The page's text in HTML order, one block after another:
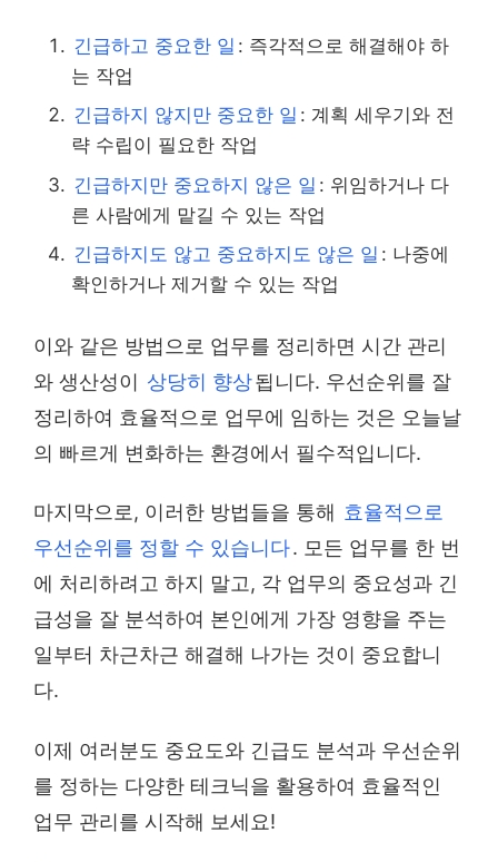
긴급하고 중요한 일 : 즉각적으로 해결해야 하
는 작업
긴급하지 않지만 중요한 일 : 계획 세우기와 전
략 수립이 필요한 작업
긴급하지만 중요하지 않은 일 : 위임하거나 다
른 사람에게 맡길 수 있는 작업
긴급하지도 않고 중요하지도 않은 일 : 나중에
확인하거나 제거할 수 있는 작업
이와 같은 방법으로 업무를 정리하면 시간 관리
와 생산성이 상당히 향상됩니다. 우선순위를 잘
정리하여 효율적으로 업무에 임하는 것은 오늘날
의 빠르게 변화하는 환경에서 필수적입니다.
마지막으로, 이러한 방법들을 통해 효율적으로
우선순위를 정할 수 있습니다. 모든 업무를 한 번
에 처리하려고 하지 말고, 각 업무의 중요성과 긴
급성을 잘 분석하여 본인에게 가장 영향을 주는
일부터 차근차근 해결해 나가는 것이 중요합니
다.
이제 여러분도 중요도와 긴급도 분석과 우선순위
를 정하는 다양한 테크닉을 활용하여 효율적인
업무 관리를 시작해 보세요!